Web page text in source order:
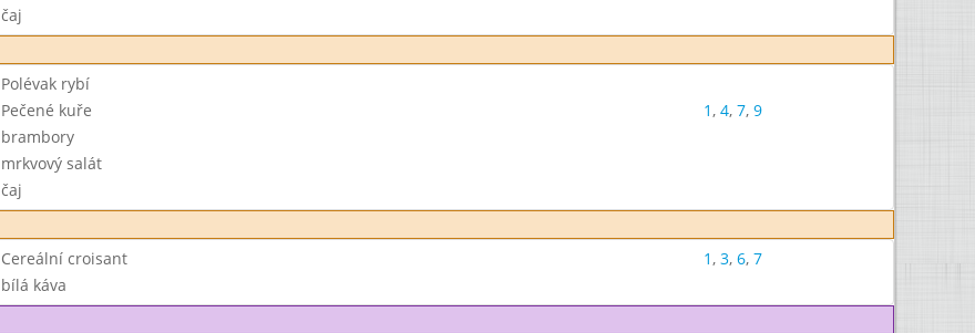
čaj
Polévak rybí
Pečené kuře 1, 4, 7, 9
brambory
mrkvový salát
čaj
Cereální croisant 1, 3, 6, 7
bílá káva